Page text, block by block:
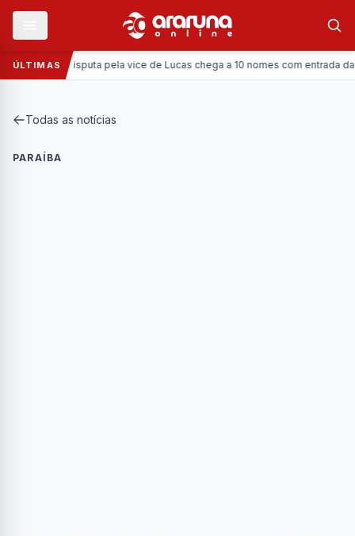
ÚLTIMAS
Política:Disputa pela vice de Lucas chega a 10 nomes com entrada da
Todas as notícias
PARAÍBA